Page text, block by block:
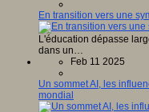
En transition vers une
L'éducation dépasse
dans un…
Feb 11 2025
Un sommet AI, les
mondial